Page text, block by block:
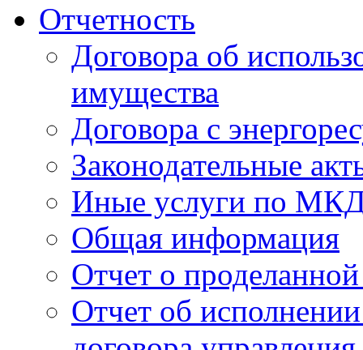
Отчетность
Договора об
имущества
Договора с
Законодательные
Иные услуги по
Общая информация
Отчет о проделанной
Отчет об